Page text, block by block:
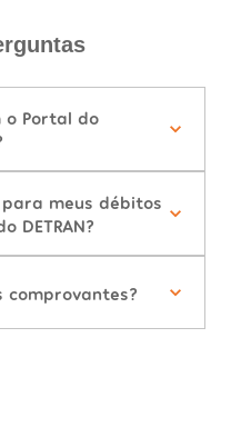
o Portal do
meus débitos
DETRAN?
comprovantes?